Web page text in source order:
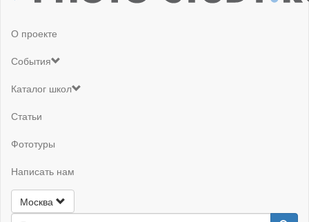
О проекте
События
Каталог школ
Статьи
Фототуры
Написать нам
Москва